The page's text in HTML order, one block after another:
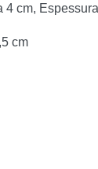
4 cm,
cm